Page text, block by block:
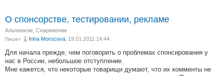
О спонсорстве, тестировании, рекламе
Альпинизм Снаряжение
Пишет Irina Morozova , 19.01.2011 14:44
Для начала прежде, чем поговорить о проблемах спонсирования у
нас в России, небольшое отступление.
Мне кажется, что некоторые товарищи думают, что их комменты не